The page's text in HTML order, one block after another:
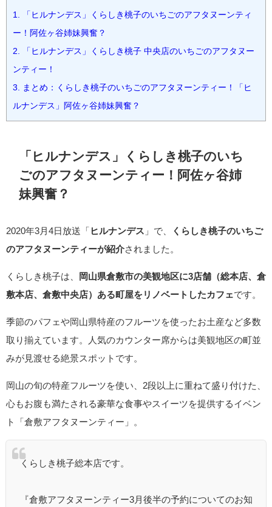
1. 「ヒルナンデス」くらしき桃子のいちごのアフタヌーンティ
ー！阿佐ヶ谷姉妹興奮？
2. 「ヒルナンデス」くらしき桃子 中央店のいちごのアフタヌー
ンティー！
3. まとめ：くらしき桃子のいちごのアフタヌーンティー！「ヒ
ルナンデス」阿佐ヶ谷姉妹興奮？
「ヒルナンデス」くらしき桃子のいち
ごのアフタヌーンティー！阿佐ヶ谷姉
妹興奮？
2020年3月4日放送「 ヒルナンデス 」で、
くらしき桃子のいちご
のアフタヌーンティーが紹介されました。
くらしき桃子は、
岡山県倉敷市の美観地区に3店舗（総本店、倉
敷本店、倉敷中央店）ある町屋をリノベートしたカフェです。
季節のパフェや岡山県特産のフルーツを使ったお土産など多数
取り揃えています。人気のカウンター席からは美観地区の町並
みが見渡せる絶景スポットです。
岡山の旬の特産フルーツを使い、2段以上に重ねて盛り付けた、
心もお腹も満たされる豪華な食事やスイーツを提供するイベン
ト「倉敷アフタヌーンティー」。
くらしき桃子総本店です。
『倉敷アフタヌーンティー3月後半の予約についてのお知